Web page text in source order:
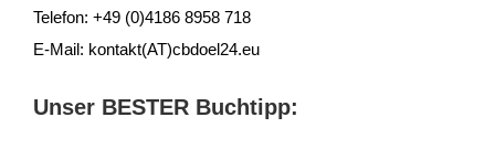
Telefon: +49 (0)4186 8958 718
E-Mail: kontakt(AT)cbdoel24.eu
Unser BESTER Buchtipp: